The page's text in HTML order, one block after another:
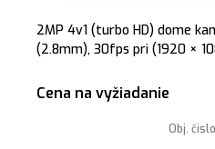
2MP 4v1 (turbo HD) dome
(2.8mm), 30fps pri (1920 ×
citlivosť: 0,01 Lux, Kameru je
prepnúť do: TVI/CVI/
Cena na vyžiadanie
Obj.